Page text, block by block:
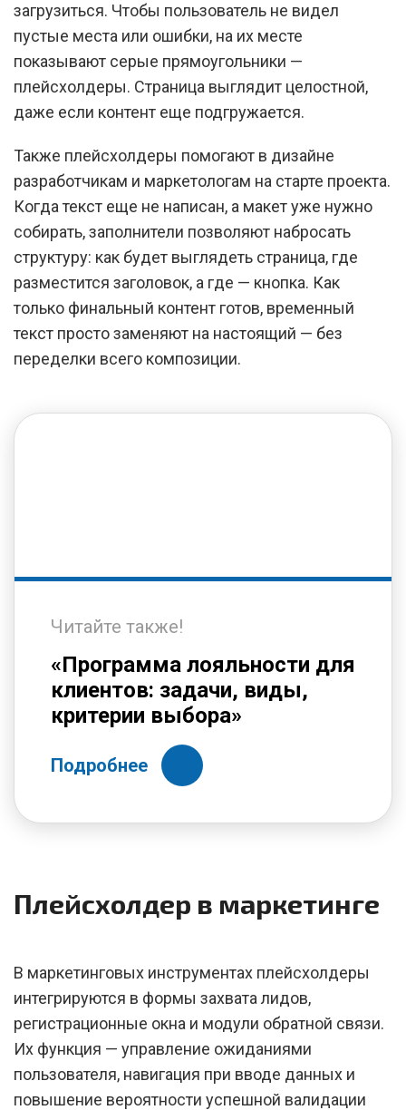
загрузиться. Чтобы пользователь не видел
пустые места или ошибки, на их месте
показывают серые прямоугольники —
плейсхолдеры. Страница выглядит целостной,
даже если контент еще подгружается.
Также плейсхолдеры помогают в дизайне
разработчикам и маркетологам на старте проекта.
Когда текст еще не написан, а макет уже нужно
собирать, заполнители позволяют набросать
структуру: как будет выглядеть страница, где
разместится заголовок, а где — кнопка. Как
только финальный контент готов, временный
текст просто заменяют на настоящий — без
переделки всего композиции.
Читайте также!
«Программа лояльности для
клиентов: задачи, виды,
критерии выбора»
Подробнее
Плейсхолдер в маркетинге
В маркетинговых инструментах плейсхолдеры
интегрируются в формы захвата лидов,
регистрационные окна и модули обратной связи.
Их функция — управление ожиданиями
пользователя, навигация при вводе данных и
повышение вероятности успешной валидации